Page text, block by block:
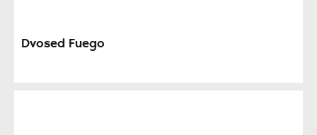
Dvosed Fuego